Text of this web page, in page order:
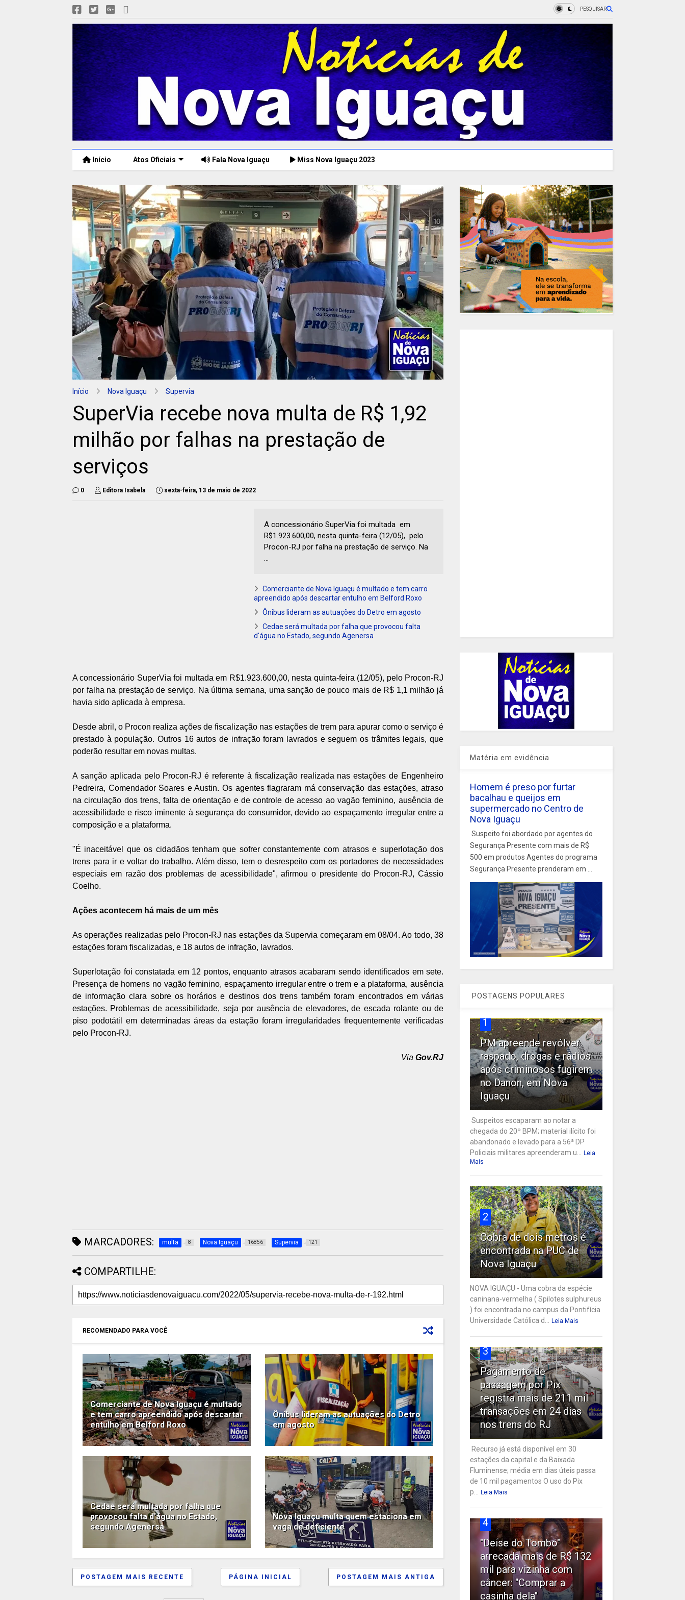
PESQUISAR
Início Atos Oficiais Fala Nova Iguaçu Miss Nova Iguaçu 2023
Início Nova Iguaçu Supervia
SuperVia recebe nova multa de R$ 1,92
milhão por falhas na prestação de
serviços
0 Editora Isabela sexta-feira, 13 de maio de 2022
A concessionário SuperVia foi multada em
R$1.923.600,00, nesta quinta-feira (12/05), pelo
Procon-RJ por falha na prestação de serviço. Na
...
Comerciante de Nova Iguaçu é multado e tem carro
apreendido após descartar entulho em Belford Roxo
Ônibus lideram as autuações do Detro em agosto
Cedae será multada por falha que provocou falta
d'água no Estado, segundo Agenersa
A concessionário SuperVia foi multadaem R$1.923.600,00, nesta quinta-feira (12/05), pelo Procon-RJ
por falha na prestação de serviço. Na última semana, uma sanção de pouco mais de R$ 1,1 milhão já
havia sido aplicada à empresa.
Desde abril, o Procon realiza ações de fiscalização nas estações de trem para apurar como o serviço é
prestado à população. Outros 16 autos de infração foram lavrados e seguem os trâmites legais, que
poderão resultar em novas multas.
A sanção aplicada pelo Procon-RJ é referente à fiscalização realizada nas estações de Engenheiro
Pedreira, Comendador Soares e Austin. Os agentes flagraram má conservação das estações, atraso
na circulação dos trens, falta de orientação e de controle de acesso ao vagão feminino, ausência de
acessibilidade e risco iminente à segurança do consumidor, devido ao espaçamento irregular entre a
composição e a plataforma.
"É inaceitável que os cidadãos tenham que sofrer constantemente com atrasos e superlotação dos
trens para ir e voltar do trabalho. Além disso, tem o desrespeito com os portadores de necessidades
especiais em razão dos problemas de acessibilidade", afirmou o presidente do Procon-RJ, Cássio
Coelho.
Ações acontecem há mais de um mês
As operações realizadas pelo Procon-RJ nas estações da Supervia começaram em 08/04. Ao todo, 38
estações foram fiscalizadas, e 18 autos de infração, lavrados.
Superlotação foi constatada em 12 pontos, enquanto atrasos acabaram sendo identificados em sete.
Presença de homens no vagão feminino, espaçamento irregular entre o trem e a plataforma, ausência
de informação clara sobre os horários e destinos dos trens também foram encontrados em várias
estações. Problemas de acessibilidade, seja por ausência de elevadores, de escada rolante ou de
piso podotátil em determinadas áreas da estação foram irregularidades frequentemente verificadas
pelo Procon-RJ.
Via Gov.RJ
MARCADORES: multa 8 Nova Iguaçu 16856 Supervia 121
COMPARTILHE:
RECOMENDADO PARA VOCÊ
Comerciante de Nova Iguaçu é multado
e tem carro apreendido após descartar
entulho em Belford Roxo
Ônibus lideram as autuações do Detro
em agosto
Cedae será multada por falha que
provocou falta d'água no Estado,
segundo Agenersa
Nova Iguaçu multa quem estaciona em
vaga de deficiente
POSTAGEM MAIS RECENTE POSTAGEM MAIS ANTIGA
PÁGINA INICIAL
Matéria em evidência
Homem é preso por furtar
bacalhau e queijos em
supermercado no Centro de
Nova Iguaçu
Suspeito foi abordado por agentes do
Segurança Presente com mais de R$
500 em produtos Agentes do programa
Segurança Presente prenderam em ...
POSTAGENS POPULARES
1
PM apreende revólver
raspado, drogas e rádios
após criminosos fugirem
no Danon, em Nova
Iguaçu
Suspeitos escaparam ao notar a
chegada do 20º BPM; material ilícito foi
abandonado e levado para a 56ª DP
Policiais militares apreenderam u...
Leia
Mais
2
Cobra de dois metros é
encontrada na PUC de
Nova Iguaçu
NOVA IGUAÇU - Uma cobra da espécie
caninana-vermelha ( Spilotes sulphureus
) foi encontrada no campus da Pontifícia
Universidade Católica d...
Leia Mais
3
Pagamento de
passagem por Pix
registra mais de 211 mil
transações em 24 dias
nos trens do RJ
Recurso já está disponível em 30
estações da capital e da Baixada
Fluminense; média em dias úteis passa
de 10 mil pagamentos O uso do Pix
p...
Leia Mais
4
"Deise do Tombo"
arrecada mais de R$ 132
mil para vizinha com
câncer: "Comprar a
casinha dela"